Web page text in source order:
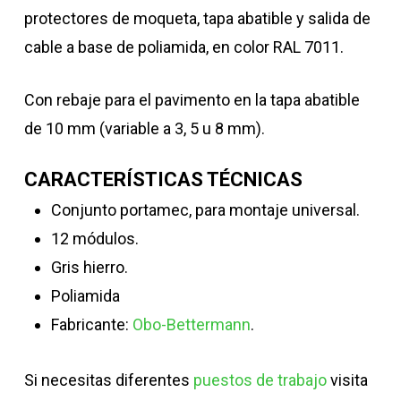
protectores de moqueta, tapa abatible y salida de
cable a base de poliamida, en color RAL 7011.
Con rebaje para el pavimento en la tapa abatible
de 10 mm (variable a 3, 5 u 8 mm).
CARACTERÍSTICAS TÉCNICAS
Conjunto portamec, para montaje universal.
12 módulos.
Gris hierro.
Poliamida
Fabricante: Obo-Bettermann.
Si necesitas diferentes puestos de trabajovisita